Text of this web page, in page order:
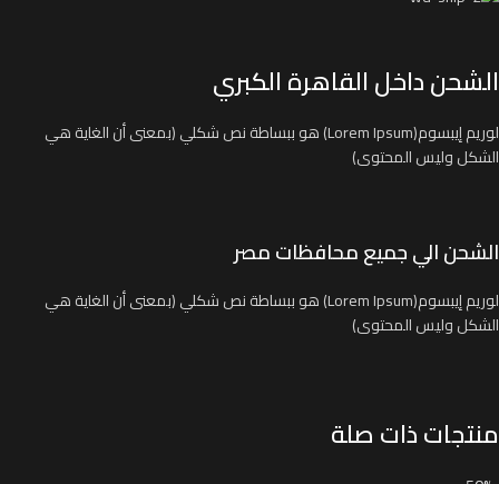
الشحن داخل القاهرة الكبري
لوريم إيبسوم(Lorem Ipsum) هو ببساطة نص شكلي (بمعنى أن الغاية هي
الشكل وليس المحتوى)
الشحن الي جميع محافظات مصر
لوريم إيبسوم(Lorem Ipsum) هو ببساطة نص شكلي (بمعنى أن الغاية هي
الشكل وليس المحتوى)
منتجات ذات صلة